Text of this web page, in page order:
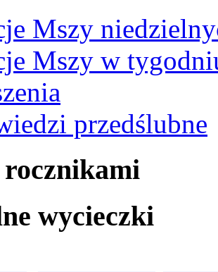
Mszy
Mszy w
przedślubne
wycieczki